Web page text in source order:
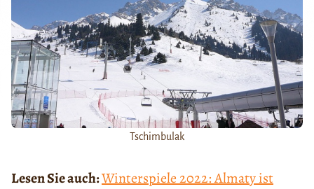
Tschimbulak
Lesen Sie auch:Winterspiele 2022: Almaty ist